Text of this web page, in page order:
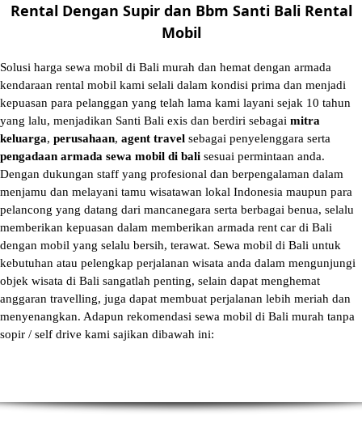
Rental Dengan Supir dan Bbm Santi Bali Rental
Mobil
Solusi harga sewa mobil di Bali murah dan hemat dengan armada
kendaraan rental mobil kami selali dalam kondisi prima dan menjadi
kepuasan para pelanggan yang telah lama kami layani sejak 10 tahun
yang lalu, menjadikan Santi Bali exis dan berdiri sebagai mitra
keluarga, perusahaan, agent travel sebagai penyelenggara serta
pengadaan armada sewa mobil di bali sesuai permintaan anda.
Dengan dukungan staff yang profesional dan berpengalaman dalam
menjamu dan melayani tamu wisatawan lokal Indonesia maupun para
pelancong yang datang dari mancanegara serta berbagai benua, selalu
memberikan kepuasan dalam memberikan armada rent car di Bali
dengan mobil yang selalu bersih, terawat. Sewa mobil di Bali untuk
kebutuhan atau pelengkap perjalanan wisata anda dalam mengunjungi
objek wisata di Bali sangatlah penting, selain dapat menghemat
anggaran travelling, juga dapat membuat perjalanan lebih meriah dan
menyenangkan. Adapun rekomendasi sewa mobil di Bali murah tanpa
sopir / self drive kami sajikan dibawah ini: